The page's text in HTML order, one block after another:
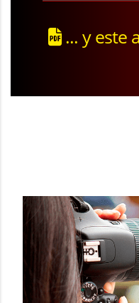
... y este